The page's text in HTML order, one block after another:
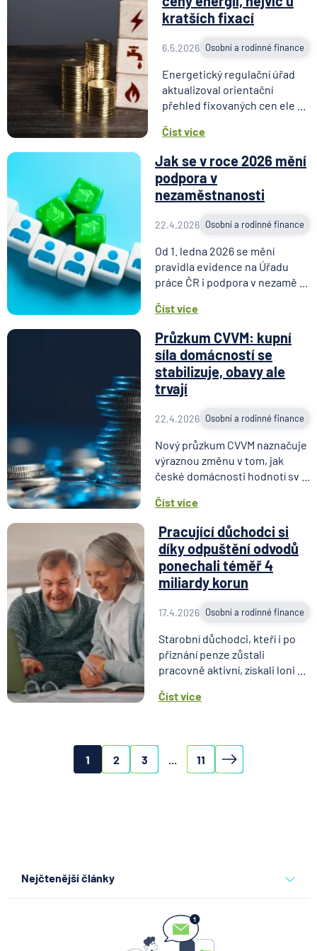
kratších fixací
6.5.2026 Osobní a rodinné finance
Energetický regulační úřad
aktualizoval orientační
přehled fixovaných cen ele ...
Číst více
Jak se v roce 2026 mění
podpora v
nezaměstnanosti
22.4.2026 Osobní a rodinné finance
Od 1. ledna 2026 se mění
pravidla evidence na Úřadu
práce ČR i podpora v nezamě ...
Číst více
Průzkum CVVM: kupní
síla domácností se
stabilizuje, obavy ale
trvají
22.4.2026 Osobní a rodinné finance
Nový průzkum CVVM naznačuje
výraznou změnu v tom, jak
české domácnosti hodnotí sv ...
Číst více
Pracující důchodci si
díky odpuštění odvodů
ponechali téměř 4
miliardy korun
17.4.2026 Osobní a rodinné finance
Starobní důchodci, kteří i po
přiznání penze zůstali
pracovně aktivní, získali loni ...
Číst více
1 2 3 11
Nejčtenější články
podvodu v Air Bank
7.8.2026 Běžný účet